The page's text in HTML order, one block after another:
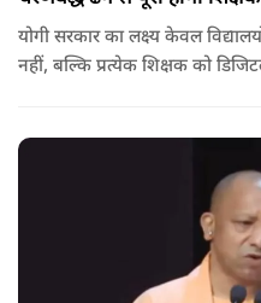
योगी सरकार का लक्ष्य केवल
नहीं, बल्कि प्रत्येक शिक्षक को